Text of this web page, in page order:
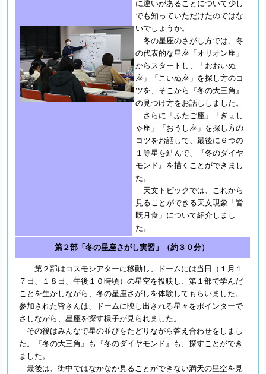
に違いがあることについて少し
でも知っていただけたのではな
いでしょうか。
冬の星座のさがし方では、冬
の代表的な星座「オリオン座」
からスタートし、「おおいぬ
座」「こいぬ座」を探し方のコ
ツを、そこから『冬の大三角』
の見つけ方をお話ししました。
さらに「ふたご座」「ぎょし
ゃ座」「おうし座」を探し方の
コツをお話して、最後に６つの
１等星を結んで、『冬のダイヤ
モンド』を描くことができまし
た。
天文トピックでは、これから
見ることができる天文現象「皆
既月食」について紹介しまし
た。
第２部「冬の星座さがし実習」（約３０分）
第２部はコスモシアターに移動し、ドームには当日（１月１
７日、１８日、午後１０時頃）の星空を投映し、第１部で学んだ
ことを生かしながら、冬の星座さがしを体験してもらいました。
参加された皆さんは、ドームに映し出される星々をポインターで
さしながら、星座を探す様子が見られました。
その後はみんなで星の並びをたどりながら答え合わせをしまし
た。『冬の大三角』も『冬のダイヤモンド』も、探すことができ
ました。
最後は、街中ではなかなか見ることができない満天の星空を見